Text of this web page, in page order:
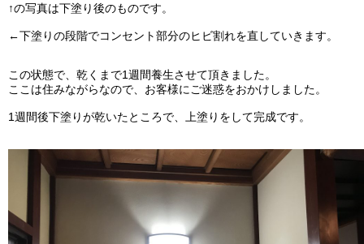
↑の写真は下塗り後のものです。
←下塗りの段階でコンセント部分のヒビ割れを直していきます。
この状態で、乾くまで1週間養生させて頂きました。
ここは住みながらなので、お客様にご迷惑をおかけしました。
1週間後下塗りが乾いたところで、上塗りをして完成です。